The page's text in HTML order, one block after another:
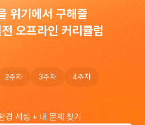
위기에서 구해줄
오프라인 커리큘럼
2주차 3주차 4주차
경 세팅 + 내 문제 찾기